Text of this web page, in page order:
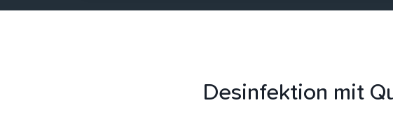
Desinfektion mit